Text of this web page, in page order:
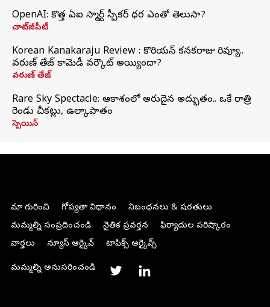
OpenAI: కొత్త ఏఐ స్మార్ట్ స్పీకర్ ధర ఎంతో తెలుసా?
చాట్‌జీపీటీ
Korean Kanakaraju Review : కొరియన్ కనకరాజు రివ్యూ..
వరుణ్ తేజ్ కామెడీ వర్కౌట్ అయ్యిందా?
వరుణ్ తేజ్
Rare Sky Spectacle: ఆకాశంలో అరుదైన అద్భుతం.. ఒకే రాత్రి
రెండు చీకట్లు, ఉల్కాపాతం
స్పెయిన్
మా గురించి గోప్యతా విధానం
నిబంధనలు & షరతులు
మమ్మల్ని సంప్రదించండి
నైతిక ప్రవర్తన
ఫిర్యాదుల పరిష్కారం
వార్తలు
న్యూస్ ఆర్కైవ్ టాపిక్స్ ఆర్కైవ్స్
మమ్మల్ని అనుసరించండి